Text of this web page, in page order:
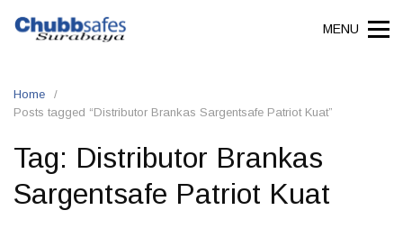
MENU
Home
Posts tagged “Distributor Brankas Sargentsafe Patriot Kuat”
Tag: Distributor Brankas
Sargentsafe Patriot Kuat